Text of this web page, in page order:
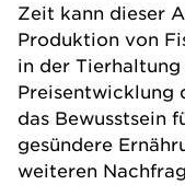
Zeit kann dieser
Produktion von
in der
Preisentwicklung
das Bewusstsein
gesündere
weiteren